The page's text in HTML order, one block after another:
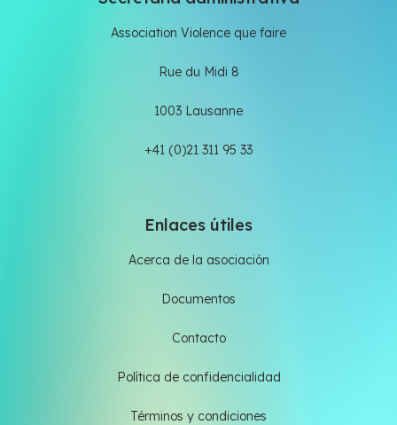
Association Violence que faire
Rue du Midi 8
1003 Lausanne
+41 (0)21 311 95 33
Enlaces útiles
Acerca de la asociación
Documentos
Contacto
Política de confidencialidad
Términos y condiciones